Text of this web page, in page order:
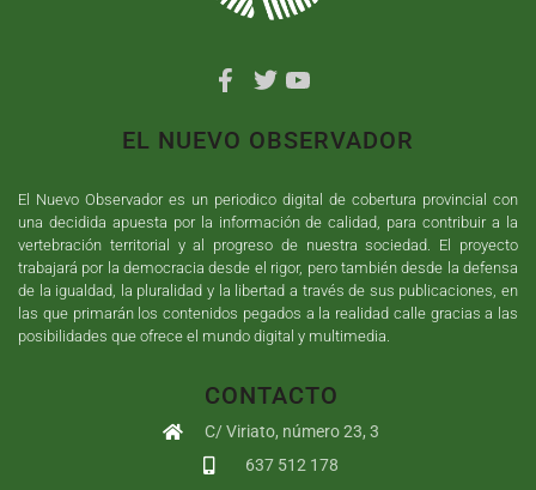
EL NUEVO OBSERVADOR
El Nuevo Observador es un periodico digital de cobertura provincial con
una decidida apuesta por la información de calidad, para contribuir a la
vertebración territorial y al progreso de nuestra sociedad. El proyecto
trabajará por la democracia desde el rigor, pero también desde la defensa
de la igualdad, la pluralidad y la libertad a través de sus publicaciones, en
las que primarán los contenidos pegados a la realidad calle gracias a las
posibilidades que ofrece el mundo digital y multimedia.
CONTACTO
C/ Viriato, número 23, 3
637 512 178